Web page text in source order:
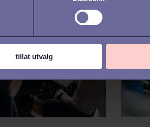
tillat utvalg